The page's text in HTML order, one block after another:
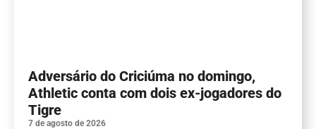
Adversário do Criciúma no domingo,
Athletic conta com dois ex-jogadores do
Tigre
7 de agosto de 2026